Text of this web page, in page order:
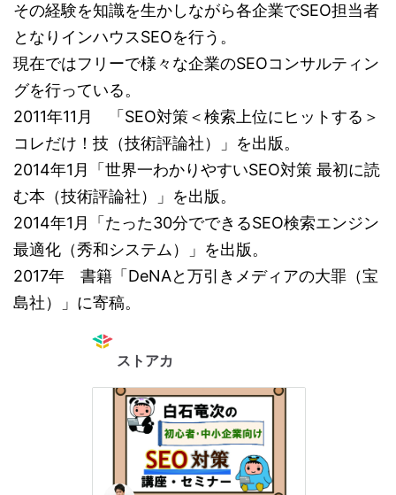
その経験を知識を生かしながら各企業でSEO担当者
となりインハウスSEOを行う。
現在ではフリーで様々な企業のSEOコンサルティン
グを行っている。
2011年11月 「SEO対策＜検索上位にヒットする＞
コレだけ！技（技術評論社）」を出版。
2014年1月「世界一わかりやすいSEO対策 最初に読
む本（技術評論社）」を出版。
2014年1月「たった30分でできるSEO検索エンジン
最適化（秀和システム）」を出版。
2017年 書籍「DeNAと万引きメディアの大罪（宝
島社）」に寄稿。
ストアカ